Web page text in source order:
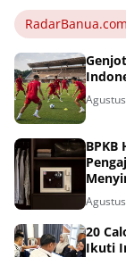
RadarBanua.com
BPKB
20
Ikuti